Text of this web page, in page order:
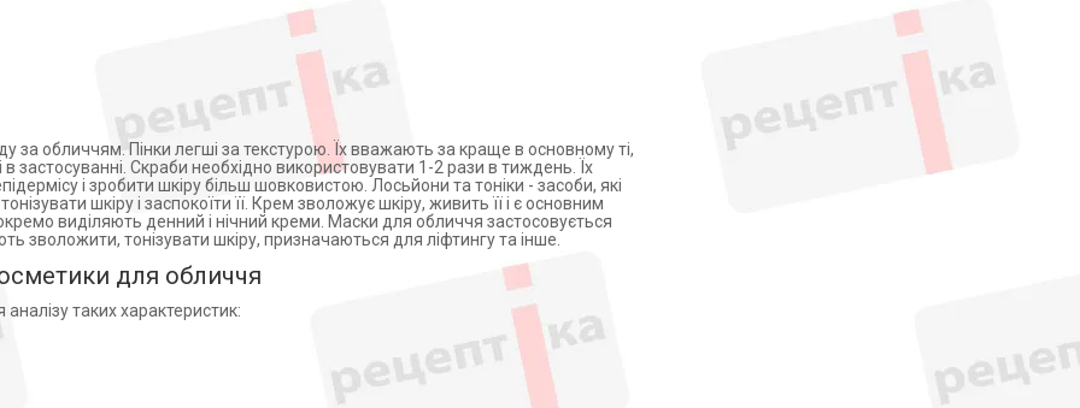
за обличчям. Пінки легші за текстурою. Їх вважають за краще в основному ті,
в застосуванні. Скраби необхідно використовувати 1-2 рази в тиждень. Їх
і зробити шкіру більш шовковистою. Лосьйони та тоніки - засоби, які
шкіру і заспокоїти її. Крем зволожує шкіру, живить її і є основним
виділяють денний і нічний креми. Маски для обличчя застосовується
зволожити, тонізувати шкіру, призначаються для ліфтингу та інше.
для обличчя
таких характеристик: